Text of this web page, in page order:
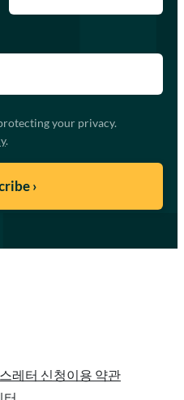
your privacy.
.
레터 신청이용 약관
터